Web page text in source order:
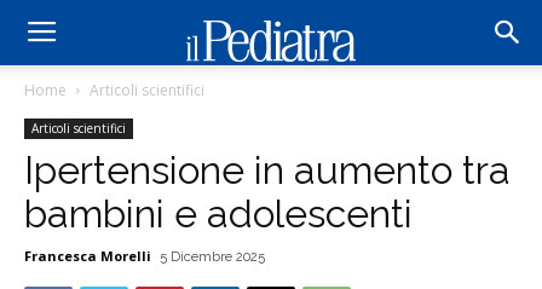
Home Articoli scientifici
Articoli scientifici
Ipertensione in aumento tra
bambini e adolescenti
Francesca Morelli 5 Dicembre 2025